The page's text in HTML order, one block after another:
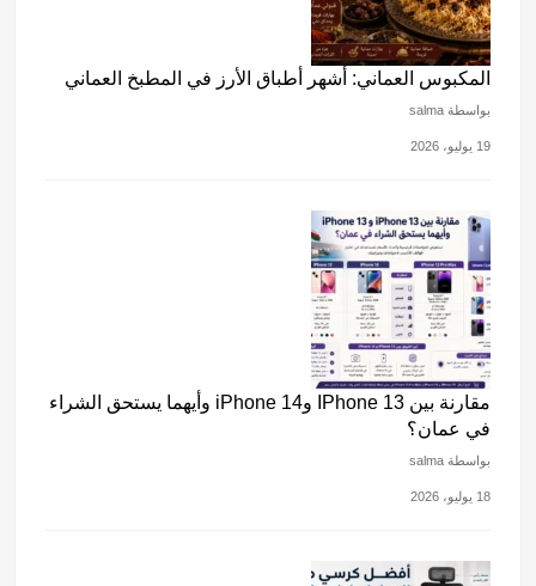
المكبوس العماني: أشهر أطباق الأرز في المطبخ العماني
بواسطة salma
19 يوليو، 2026
مقارنة بين IPhone 13 وiPhone 14 وأيهما يستحق الشراء
في عمان؟
بواسطة salma
18 يوليو، 2026